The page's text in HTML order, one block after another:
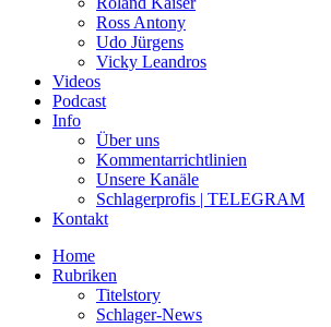
Ross Antony
Udo Jürgens
Vicky Leandros
Videos
Podcast
Info
Über uns
Kommentarrichtlinien
Unsere Kanäle
Schlagerprofis | TELEGRAM
Kontakt
Home
Rubriken
Titelstory
Schlager-News